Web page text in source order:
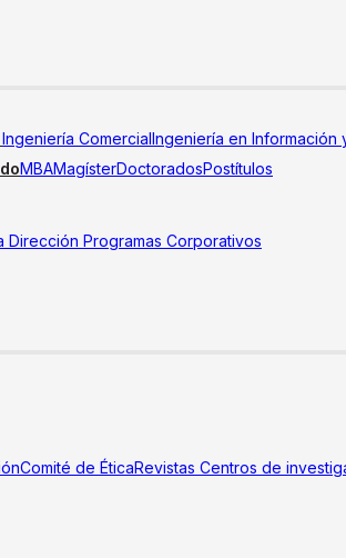
Ingeniería ComercialIngeniería en Información
MBAMagísterDoctoradosPostítulos
Dirección Programas Corporativos
Comité de ÉticaRevistas Centros de